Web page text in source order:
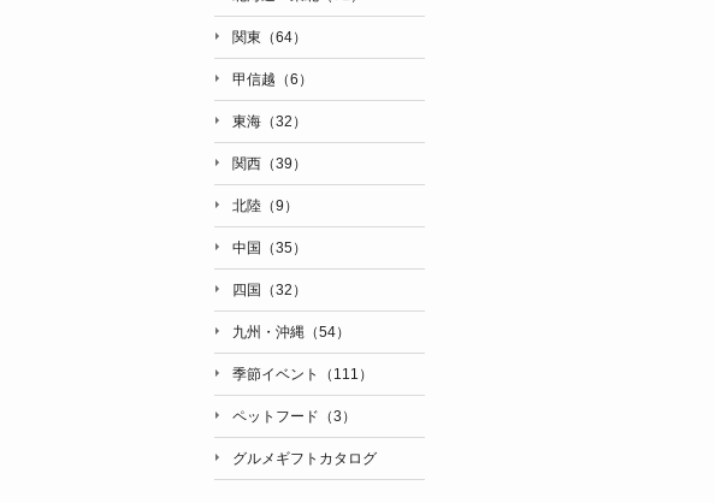
関東（64）
甲信越（6）
東海（32）
関西（39）
北陸（9）
中国（35）
四国（32）
九州・沖縄（54）
季節イベント（111）
ペットフード（3）
グルメギフトカタログ